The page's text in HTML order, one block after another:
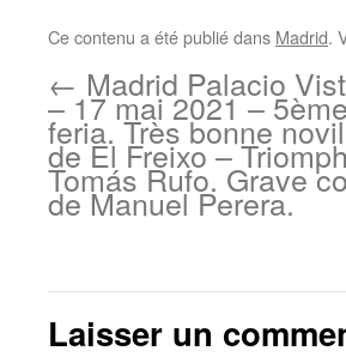
Ce contenu a été publié dans Madrid.
← Madrid Palacio
– 17 mai 2021 –
feria. Très bonne
de El Freixo –
Tomás Rufo. Grave
de Manuel Perera.
Laisser un